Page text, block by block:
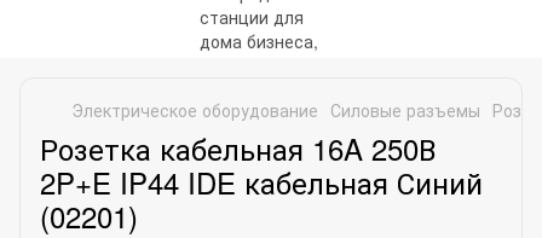
Электрическое оборудование Силовые разъемы
Розетка кабельная 16A 250В
2P+E IP44 IDE кабельная Синий
(02201)